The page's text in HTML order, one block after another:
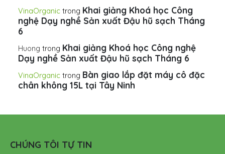
VinaOrganic trong Khai giảng Khoá học Công
nghệ Dạy nghề Sản xuất Đậu hũ sạch Tháng
6
Huong trong Khai giảng Khoá học Công nghệ
Dạy nghề Sản xuất Đậu hũ sạch Tháng 6
VinaOrganic trong Bàn giao lắp đặt máy cô đặc
chân không 15L tại Tây Ninh
CHÚNG TÔI TỰ TIN